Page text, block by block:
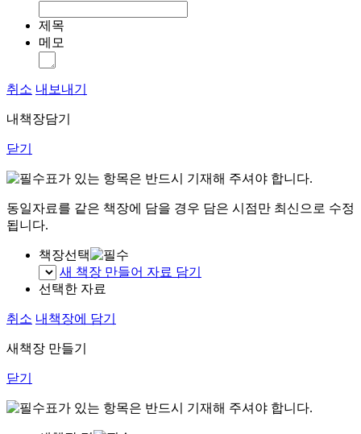
제목
메모
취소 내보내기
내책장담기
닫기
표가 있는 항목은 반드시 기재해 주셔야 합니다.
동일자료를 같은 책장에 담을 경우 담은 시점만 최신으로 수정
됩니다.
책장선택
새 책장 만들어 자료 담기
선택한 자료
취소 내책장에 담기
새책장 만들기
닫기
표가 있는 항목은 반드시 기재해 주셔야 합니다.